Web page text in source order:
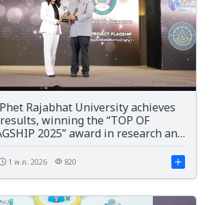
Rajabhat University achieves
winning the “TOP OF
2025” award in research and
1 พ.ค. 2026 820